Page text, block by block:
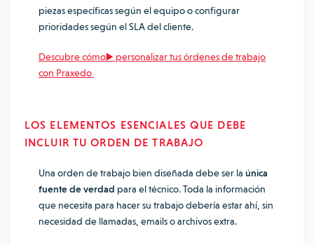
piezas específicas según el equipo o configurar
prioridades según el SLA del cliente.
Descubre cómo▶️ personalizar tus órdenes de trabajo
con Praxedo
LOS ELEMENTOS ESENCIALES QUE DEBE
INCLUIR TU ORDEN DE TRABAJO
Una orden de trabajo bien diseñada debe ser la única
fuente de verdad para el técnico. Toda la información
que necesita para hacer su trabajo debería estar ahí, sin
necesidad de llamadas, emails o archivos extra.